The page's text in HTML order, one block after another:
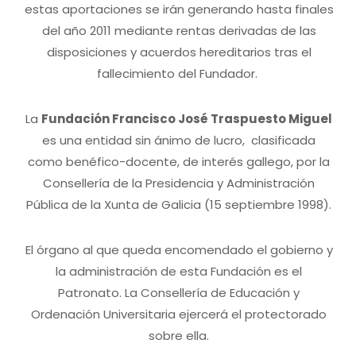
estas aportaciones se irán generando hasta finales
del año 2011 mediante rentas derivadas de las
disposiciones y acuerdos hereditarios tras el
fallecimiento del Fundador.
La Fundación Francisco José Traspuesto Miguel
es una entidad sin ánimo de lucro, clasificada
como benéfico-docente, de interés gallego, por la
Consellería de la Presidencia y Administración
Pública de la Xunta de Galicia (15 septiembre 1998).
El órgano al que queda encomendado el gobierno y
la administración de esta Fundación es el
Patronato. La Consellería de Educación y
Ordenación Universitaria ejercerá el protectorado
sobre ella.